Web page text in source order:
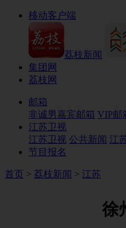
移动客户端
荔枝新闻
集团网
荔枝网
邮箱
非诚男嘉宾邮箱 VIP邮
江苏卫视
江苏卫视 公共新闻 江
节目报名
首页 > 荔枝新闻 > 江苏
徐